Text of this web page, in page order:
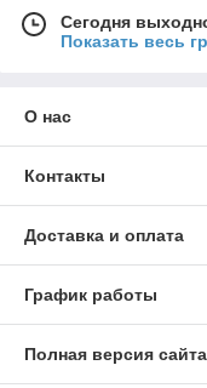
Сегодня
Показать весь
О нас
Контакты
Доставка и оплата
График работы
Полная версия сайта